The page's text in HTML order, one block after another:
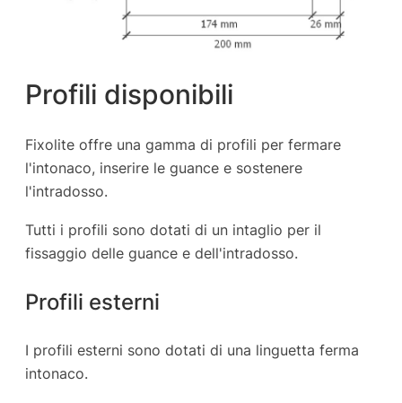
Profili disponibili
Fixolite offre una gamma di profili per fermare
l'intonaco, inserire le guance e sostenere
l'intradosso.
Tutti i profili sono dotati di un intaglio per il
fissaggio delle guance e dell'intradosso.
Profili esterni
I profili esterni sono dotati di una linguetta ferma
intonaco.